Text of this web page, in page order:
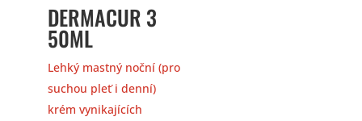
DERMACUR 3
50ML
Lehký mastný noční (pro
suchou pleť i denní)
krém vynikajících